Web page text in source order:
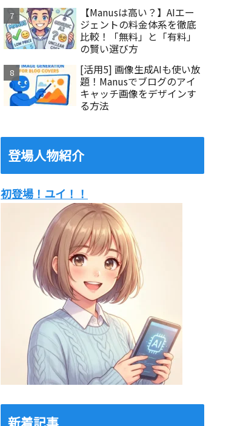
【Manusは高い？】AIエー
ジェントの料金体系を徹底
比較！「無料」と「有料」
の賢い選び方
[活用5] 画像生成AIも使い放
題！Manusでブログのアイ
キャッチ画像をデザインす
る方法
登場人物紹介
初登場！ユイ！！